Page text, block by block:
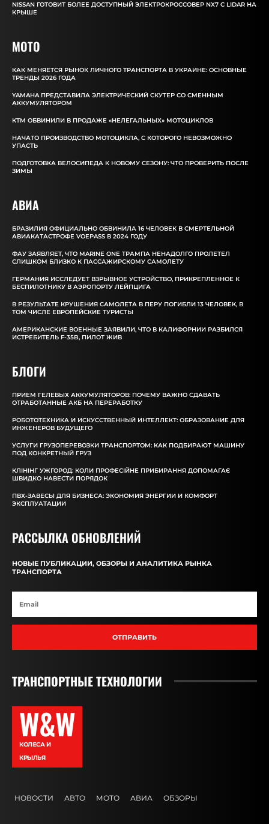
NISSAN ГОТОВИТ БОЛЕЕ ДОСТУПНЫЙ ЭЛЕКТРОКРОССОВЕР NX7 С LIDAR НА
КРЫШЕ
MOTO
КАК МЕНЯЕТСЯ РЫНОК ЛИЧНОГО ТРАНСПОРТА В УКРАИНЕ: ОСНОВНЫЕ
ТРЕНДЫ 2026 ГОДА
YAMAHA ПРЕДСТАВИЛА ЭЛЕКТРИЧЕСКИЙ СКУТЕР СО СМЕННЫМ
АККУМУЛЯТОРОМ
КТМ ОБВИНИЛИ В ПРОДАЖЕ «НЕЛЕГАЛЬНЫХ» МОТОЦИКЛОВ
НАЧАТО ПРОИЗВОДСТВО МОТОЦИКЛА, С КОТОРОГО НЕВОЗМОЖНО
УПАСТЬ
ПОДГОТОВКА ВЕЛОСИПЕДА К НОВОМУ СЕЗОНУ: ЧТО ПРОВЕРИТЬ ПОСЛЕ
ЗИМЫ
АВИА
БРАЗИЛИЯ ОФИЦИАЛЬНО ОБВИНИЛА 16 ЧЕЛОВЕК В СМЕРТЕЛЬНОЙ
АВИАКАТАСТРОФЕ VOEPASS В 2024 ГОДУ
ФАУ ЗАЯВЛЯЕТ, ЧТО MARINE ONE ТРАМПА НЕНАДОЛГО ПРОЛЕТЕЛ
СЛИШКОМ БЛИЗКО К ПАССАЖИРСКОМУ САМОЛЕТУ
ГЕРМАНИЯ ИССЛЕДУЕТ ВЗРЫВНОЕ УСТРОЙСТВО, ПРИКРЕПЛЕННОЕ К
БЕСПИЛОТНИКУ В АЭРОПОРТУ ЛЕЙПЦИГА
В РЕЗУЛЬТАТЕ КРУШЕНИЯ САМОЛЕТА В ПЕРУ ПОГИБЛИ 13 ЧЕЛОВЕК, В
ТОМ ЧИСЛЕ ЕВРОПЕЙСКИЕ ТУРИСТЫ
АМЕРИКАНСКИЕ ВОЕННЫЕ ЗАЯВИЛИ, ЧТО В КАЛИФОРНИИ РАЗБИЛСЯ
ИСТРЕБИТЕЛЬ F-35B, ПИЛОТ ЖИВ
БЛОГИ
ПРИЕМ ГЕЛЕВЫХ АККУМУЛЯТОРОВ: ПОЧЕМУ ВАЖНО СДАВАТЬ
ОТРАБОТАННЫЕ АКБ НА ПЕРЕРАБОТКУ
РОБОТОТЕХНИКА И ИСКУССТВЕННЫЙ ИНТЕЛЛЕКТ: ОБРАЗОВАНИЕ ДЛЯ
ИНЖЕНЕРОВ БУДУЩЕГО
УСЛУГИ ГРУЗОПЕРЕВОЗКИ ТРАНСПОРТОМ: КАК ПОДБИРАЮТ МАШИНУ
ПОД КОНКРЕТНЫЙ ГРУЗ
КЛІНІНГ УЖГОРОД: КОЛИ ПРОФЕСІЙНЕ ПРИБИРАННЯ ДОПОМАГАЄ
ШВИДКО НАВЕСТИ ПОРЯДОК
ПВХ-ЗАВЕСЫ ДЛЯ БИЗНЕСА: ЭКОНОМИЯ ЭНЕРГИИ И КОМФОРТ
ЭКСПЛУАТАЦИИ
РАССЫЛКА ОБНОВЛЕНИЙ
НОВЫЕ ПУБЛИКАЦИИ, ОБЗОРЫ И АНАЛИТИКА РЫНКА
ТРАНСПОРТА
ОТПРАВИТЬ
ТРАНСПОРТНЫЕ ТЕХНОЛОГИИ
W&W
КОЛЕСА И
КРЫЛЬЯ
НОВОСТИ АВТО МОТО АВИА ОБЗОРЫ